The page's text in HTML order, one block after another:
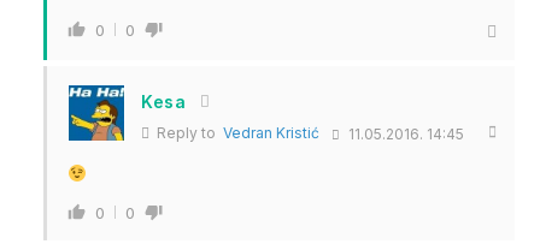
0 0
Kesa
Reply to Vedran Kristić 11.05.2016. 14:45
0 0